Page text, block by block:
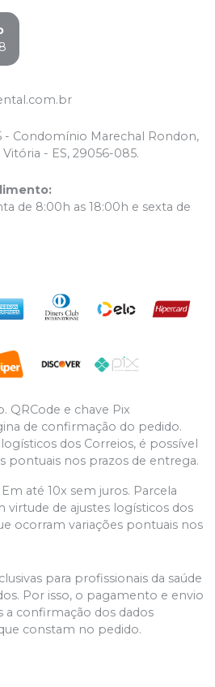
- Condomínio Marechal Rondon,
Vitória - ES, 29056-085.
:
de 8:00h as 18:00h e sexta de
QRCode e chave Pix
de confirmação do pedido.
dos Correios, é possível
pontuais nos prazos de entrega.
Em até 10x sem juros. Parcela
virtude de ajustes logísticos dos
ocorram variações pontuais nos
para profissionais da saúde
Por isso, o pagamento e envio
a confirmação dos dados
constam no pedido.